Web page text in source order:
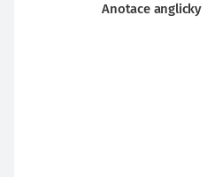
Anotace anglicky